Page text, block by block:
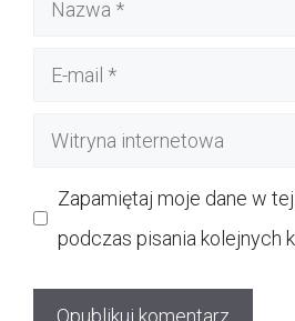
Witryna
Zapamiętaj moje dane w
podczas pisania kolejnych